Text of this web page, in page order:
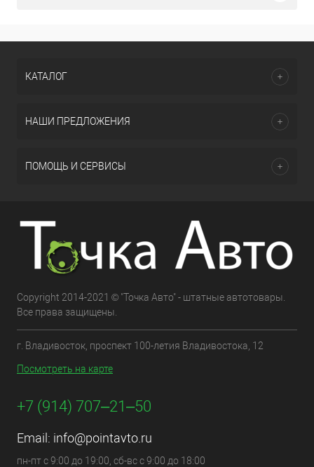
КАТАЛОГ
НАШИ ПРЕДЛОЖЕНИЯ
ПОМОЩЬ И СЕРВИСЫ
Copyright 2014-2021 © "Точка Авто" - штатные автотовары.
Все права защищены.
г. Владивосток, проспект 100-летия Владивостока, 12
Посмотреть на карте
+7 (914) 707‒21‒50
Email: info@pointavto.ru
пн-пт с 9:00 до 19:00, сб-вс с 9:00 до 18:00